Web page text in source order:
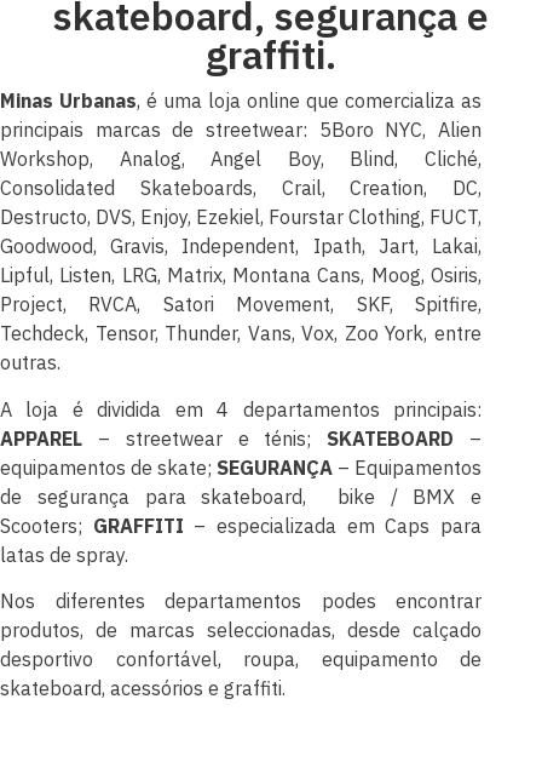
skateboard, segurança e
graffiti.
Minas Urbanas, é uma loja online que comercializa as
principais marcas de streetwear: 5Boro NYC, Alien
Workshop, Analog, Angel Boy, Blind, Cliché,
Consolidated Skateboards, Crail, Creation, DC,
Destructo, DVS, Enjoy, Ezekiel, Fourstar Clothing, FUCT,
Goodwood, Gravis, Independent, Ipath, Jart, Lakai,
Lipful, Listen, LRG, Matrix, Montana Cans, Moog, Osiris,
Project, RVCA, Satori Movement, SKF, Spitfire,
Techdeck, Tensor, Thunder, Vans, Vox, Zoo York, entre
outras.
A loja é dividida em 4 departamentos principais:
APPAREL – streetwear e ténis; SKATEBOARD –
equipamentos de skate; SEGURANÇA – Equipamentos
de segurança para skateboard, bike / BMX e
Scooters; GRAFFITI – especializada em Caps para
latas de spray.
Nos diferentes departamentos podes encontrar
produtos, de marcas seleccionadas, desde calçado
desportivo confortável, roupa, equipamento de
skateboard, acessórios e graffiti.